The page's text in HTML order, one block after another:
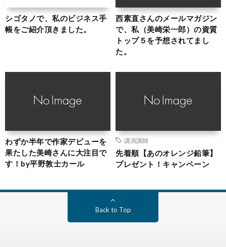
シゴタノで、私のビジネス手
帳をご紹介頂きました。
西素直さんのメールマガジン
で、私（美崎栄一郎）の資質
トップ５を予想されてまし
た。
わずか半年で作家デビューを
果たした美崎さんに大注目で
す！by平野敦士カール
講演講師
先着順【あのオレンジ鉛筆】
プレゼント！キャンペーン
Back to Top